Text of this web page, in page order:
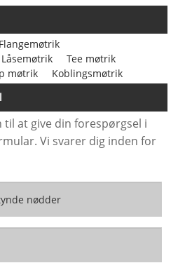
Flangemøtrik
Låsemøtrik
Tee møtrik
møtrik
Koblingsmøtrik
til at give din forespørgsel i
Vi svarer dig inden for